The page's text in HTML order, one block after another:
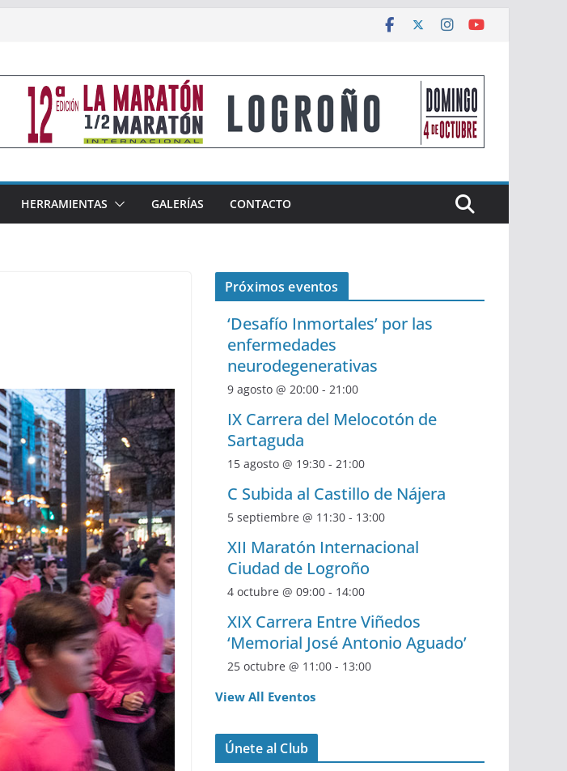
HERRAMIENTAS GALERÍAS CONTACTO
Próximos eventos
‘Desafío Inmortales’ por las
enfermedades
neurodegenerativas
9 agosto @ 20:00 - 21:00
IX Carrera del Melocotón de
Sartaguda
15 agosto @ 19:30 - 21:00
C Subida al Castillo de Nájera
5 septiembre @ 11:30 - 13:00
XII Maratón Internacional
Ciudad de Logroño
4 octubre @ 09:00 - 14:00
XIX Carrera Entre Viñedos
‘Memorial José Antonio Aguado’
25 octubre @ 11:00 - 13:00
View All Eventos
Únete al Club